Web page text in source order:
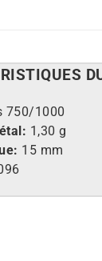
RISTIQUES
750/1000
1,30 g
15 mm